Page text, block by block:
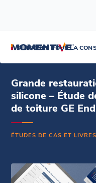
SILICONES POUR LA
Grande restauration de toitures
revêtement de toiture GE
Grande
silicone – Étude
de toiture GE
ÉTUDES DE CAS ET